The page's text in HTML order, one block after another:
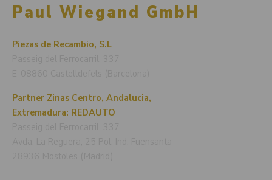
Paul Wiegand GmbH
Piezas de Recambio, S.L
Partner Zinas Centro, Andalucia,
Extremadura: REDAUTO